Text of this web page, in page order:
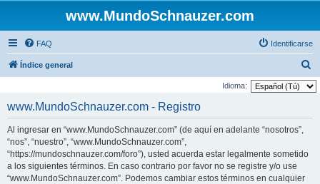
www.MundoSchnauzer.com
FAQ Identificarse
Índice general
u
Idioma:
www.MundoSchnauzer.com - Registro
Al ingresar en “www.MundoSchnauzer.com” (de aquí en adelante “nosotros”,
“nos”, “nuestro”, “www.MundoSchnauzer.com”,
“https://mundoschnauzer.com/foro”), usted acuerda estar legalmente sometido
a los siguientes términos. En caso contrario por favor no se registre y/o use
“www.MundoSchnauzer.com”. Podemos cambiar estos términos en cualquier